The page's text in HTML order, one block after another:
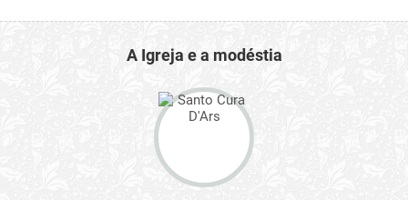
A Igreja e a modéstia